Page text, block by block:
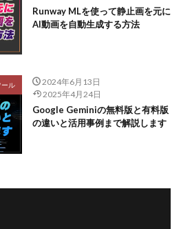
Runway MLを使って静止画を元に
AI動画を自動生成する方法
ル
2024年6月13日
2025年4月24日
Google Geminiの無料版と有料版
の違いと活用事例まで解説します